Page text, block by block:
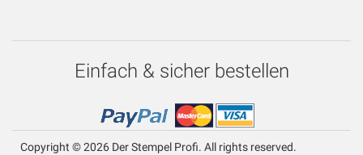
Einfach & sicher bestellen
Copyright © 2026 Der Stempel Profi. All rights reserved.